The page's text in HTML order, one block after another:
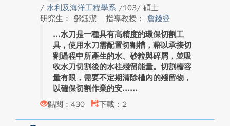
/ 水利及海洋工程學系 /103/ 碩士
研究生： 鄧鈺潔
指導教授： 詹錢登
水刀是一種具有高精度的環保切割工
具，使用水刀需配置切割槽，藉以承接切
割過程中所產生的水、砂粒與碎屑，並吸
收水刀切割後的水柱殘留能量。切割槽容
量有限，需要不定期清除槽內的殘留物，
以確保切割作業的安...
點閱：430
下載：2